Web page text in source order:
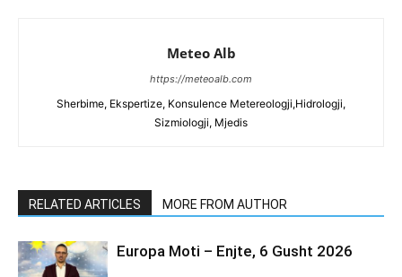
Meteo Alb
https://meteoalb.com
Sherbime, Ekspertize, Konsulence Metereologji,Hidrologji,
Sizmiologji, Mjedis
RELATED ARTICLES MORE FROM AUTHOR
Europa Moti – Enjte, 6 Gusht 2026